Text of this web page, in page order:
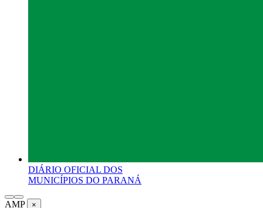
DIÁRIO OFICIAL DOS
MUNICÍPIOS DO PARANÁ
AMP ×